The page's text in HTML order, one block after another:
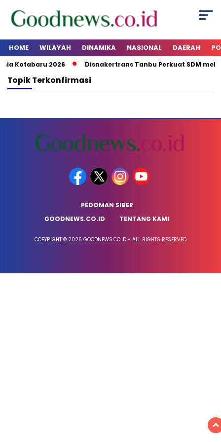
HOME WILAYAH DINAMIKA NASIONAL DAERAH
Kotabaru 2026 Disnakertrans Tanbu Perkuat SDM
TopikTerkonfirmasi
PEDOMAN SIBER
GOODNEWS.CO.ID
TENTANG KAMI
COPYRIGHT © 2026 GOODNEWS.CO.ID - ALL RIGHTS RESERVED